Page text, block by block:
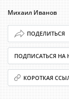
Михаил Иванов
ПОДЕЛИТЬСЯ
ПОДПИСАТЬСЯ НА
КОРОТКАЯ